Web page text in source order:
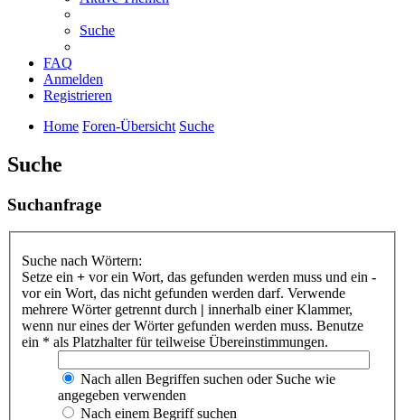
Suche
FAQ
Anmelden
Registrieren
Home Foren-Übersicht Suche
Suche
Suchanfrage
Suche nach Wörtern:
Setze ein + vor ein Wort, das gefunden werden muss und ein -
vor ein Wort, das nicht gefunden werden darf. Verwende
mehrere Wörter getrennt durch | innerhalb einer Klammer,
wenn nur eines der Wörter gefunden werden muss. Benutze
ein * als Platzhalter für teilweise Übereinstimmungen.
Nach allen Begriffen suchen oder Suche wie
angegeben verwenden
Nach einem Begriff suchen